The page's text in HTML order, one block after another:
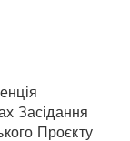
Засідання
Проєкту